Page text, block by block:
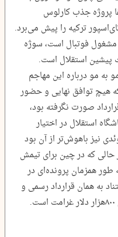
پروژه جذب کارلوس
سوئدی هاتای‌اسپور ترکیه را پیش می‌برد.
مشغول فوتبال است، سوژه
پیشین استقلال است.
به مو درباره این مهاجم
هیچ توافق نهایی و حضور
صورت نگرفته بود،
استقلال در اختیار
نیز باهوش‌تر از آن بود
حالی که در چین برای تیمش
همزمان پرونده‌ای در
به همان قرارداد رسمی و
احمقانه که برایش ایمیل شده، خواهان ۸۰۰‌هزار دلار غرامت است.